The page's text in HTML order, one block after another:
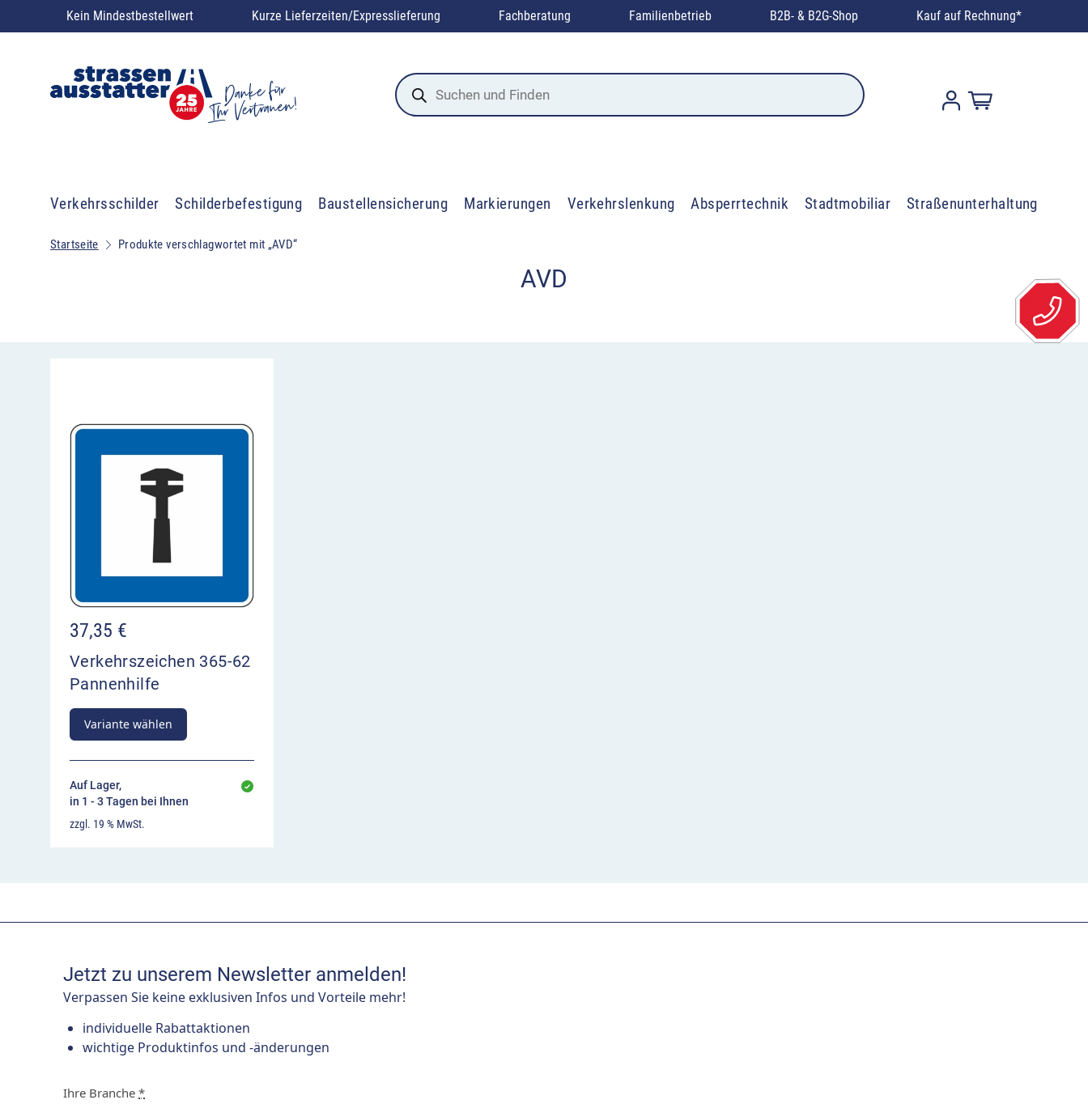
Kein Mindestbestellwert Kurze Lieferzeiten/Expresslieferung Fachberatung Familienbetrieb B2B- & B2G-Shop Kauf auf Rechnung*
Products
search
Verkehrsschilder Schilderbefestigung Baustellensicherung Markierungen Verkehrslenkung Absperrtechnik Stadtmobiliar Straßenunterhaltung
Startseite Produkte verschlagwortet mit „AVD“
AVD
37,35 €
Verkehrszeichen 365-62
Pannenhilfe
Variante wählen
Auf Lager,
in 1 - 3 Tagen bei Ihnen
zzgl. 19 % MwSt.
Jetzt zu unserem Newsletter anmelden!
Verpassen Sie keine exklusiven Infos und Vorteile mehr!
individuelle Rabattaktionen
wichtige Produktinfos und -änderungen
Ihre Branche *